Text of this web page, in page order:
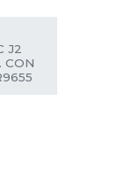
J2
CON